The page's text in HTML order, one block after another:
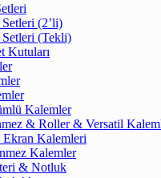
(2’li)
(Tekli)
Kutuları
Kalemler
& Roller & Versatil
Kalemleri
Kalemler
& Notluk